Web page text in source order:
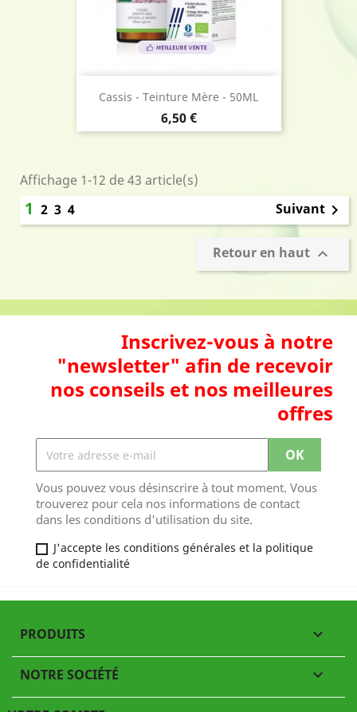
Cassis - Teinture Mère - 50ML
Prix
6,50 €
Affichage 1-12 de 43 article(s)
1 2 3 4 Suivant 
Retour en haut 
Inscrivez-vous à notre
"newsletter" afin de recevoir
nos conseils et nos meilleures
offres
Vous pouvez vous désinscrire à tout moment. Vous
trouverez pour cela nos informations de contact
dans les conditions d'utilisation du site.
J'accepte les conditions générales et la politique
de confidentialité
PRODUITS 
NOTRE SOCIÉTÉ 